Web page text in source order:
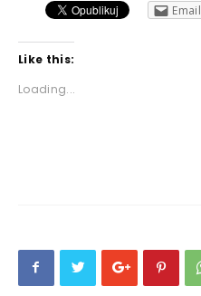
Email
Like this:
Loading...